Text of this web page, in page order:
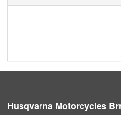
Husqvarna Motorcycles